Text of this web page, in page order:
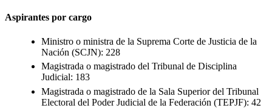
Aspirantes por cargo
Ministro o ministra de la Suprema Corte de Justicia de la
Nación (SCJN): 228
Magistrada o magistrado del Tribunal de Disciplina
Judicial: 183
Magistrada o magistrado de la Sala Superior del Tribunal
Electoral del Poder Judicial de la Federación (TEPJF): 42